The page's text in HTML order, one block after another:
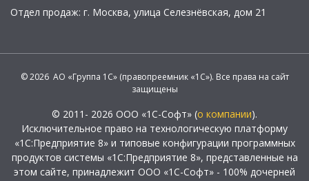
Отдел продаж: г. Москва, улица Селезнёвская, дом 21
© 2026 АО «Группа 1С» (правопреемник «1С»). Все права на сайт
защищены
© 2011- 2026 ООО «1С-Софт» (о компании).
Исключительное право на технологическую платформу
«1С:Предприятие 8» и типовые конфигурации программных
продуктов системы «1С:Предприятие 8», представленные на
этом сайте, принадлежит ООО «1С-Софт» - 100% дочерней